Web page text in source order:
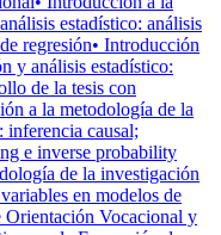
estadístico: análisis
regresión• Introducción
y análisis estadístico:
de la tesis con
a la metodología de la
inferencia causal;
e inverse probability
de la investigación
en modelos de
Orientación Vocacional y